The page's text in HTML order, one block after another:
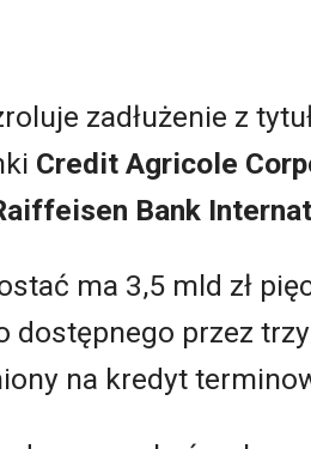
zadłużenie z
Credit Agricole
Bank
ma 3,5 mld zł
dostępnego przez
na kredyt